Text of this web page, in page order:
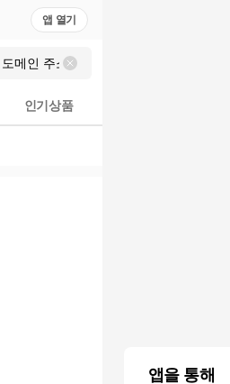
앱을 통해
앱 열기
인기상품